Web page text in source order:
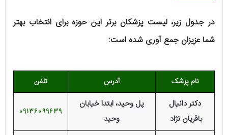
در جدول زیر، لیست پزشکان برتر این حوزه برای انتخاب بهتر
شما عزیزان جمع آوری شده است:
نام پزشک آدرس تلفن
دکتر دانیال
باقریان نژاد
پل وحید، ابتدا خیابان
وحید
09136099639